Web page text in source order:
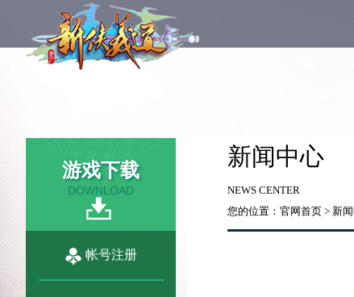
游戏下载
DOWNLOAD
帐号注册
新闻中心
NEWS CENTER
您的位置： 官网首页 > 新